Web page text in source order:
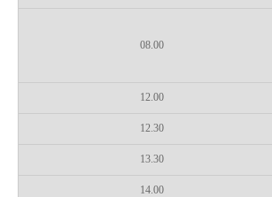
08.00
12.00
12.30
13.30
14.00